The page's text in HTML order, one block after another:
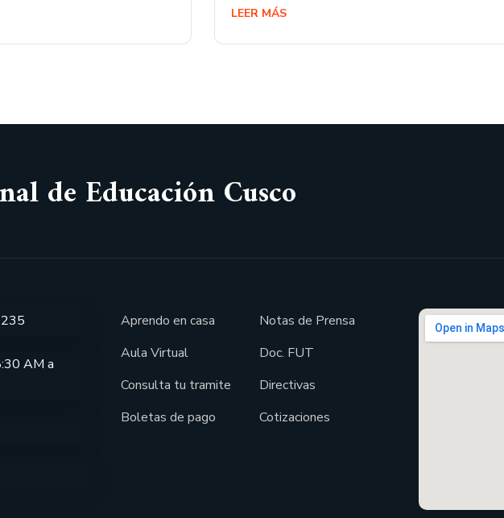
LEER MÁS
de Educación Cusco
AM a
Aprendo en casa
Aula Virtual
Consulta tu tramite
Boletas de pago
Notas de Prensa
Doc. FUT
Directivas
Cotizaciones